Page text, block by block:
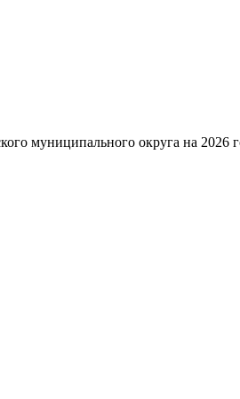
муниципального округа на 2026